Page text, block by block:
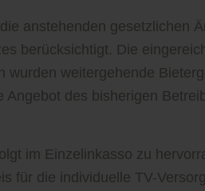
anstehenden gesetzlichen
berücksichtigt. Die
weitergehende
des bisherigen
im Einzelinkasso zu
für die individuelle TV-